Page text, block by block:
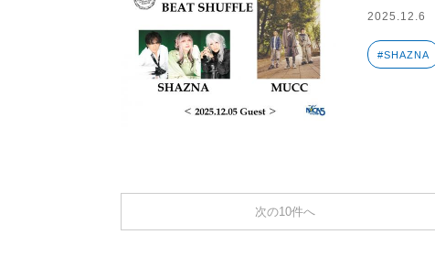
2025.12.6
#SHAZNA
次の10件へ